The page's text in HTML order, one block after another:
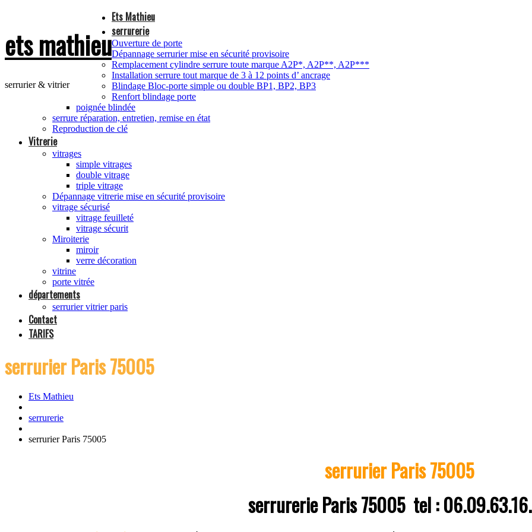
ets mathieu
serrurier & vitrier
Ets Mathieu
serrurerie
Ouverture de porte
Dépannage serrurier mise en sécurité provisoire
Remplacement cylindre serrure toute marque A2P*, A2P**, A2P***
Installation serrure tout marque de 3 à 12 points d’ ancrage
Blindage Bloc-porte simple ou double BP1, BP2, BP3
Renfort blindage porte
poignée blindée
serrure réparation, entretien, remise en état
Reproduction de clé
Vitrerie
vitrages
simple vitrages
double vitrage
triple vitrage
Dépannage vitrerie mise en sécurité provisoire
vitrage sécurisé
vitrage feuilleté
vitrage sécurit
Miroiterie
miroir
verre décoration
vitrine
porte vitrée
départements
serrurier vitrier paris
Contact
TARIFS
serrurier Paris 75005
Ets Mathieu
serrurerie
serrurier Paris 75005
serrurier Paris75005
serrurerie Paris 75005 tel :